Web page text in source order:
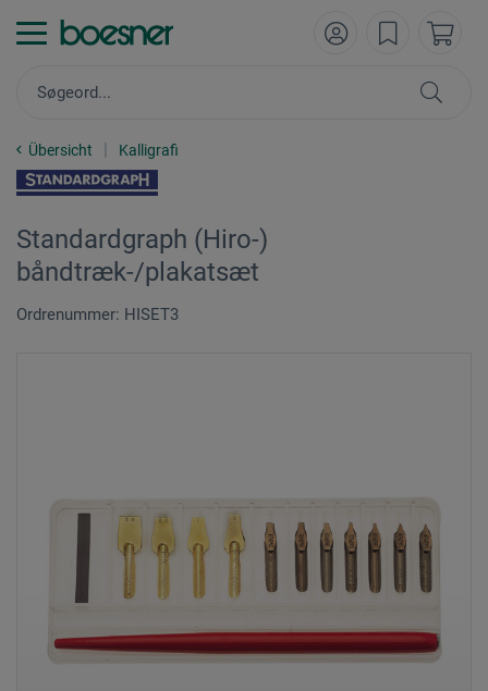
Übersicht Kalligrafi
Standardgraph (Hiro-)
båndtræk-/plakatsæt
Ordrenummer: HISET3